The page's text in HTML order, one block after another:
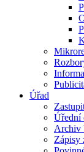
Úřad
Úřední
Archiv
Zápisy